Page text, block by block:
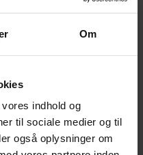
Om
indhold og
til sociale medier og til
også oplysninger om
for opsigelse af
som lejer nøje at
der er mest